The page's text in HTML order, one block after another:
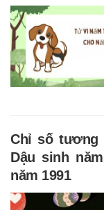
Chỉ số tương
Dậu sinh
năm 1991